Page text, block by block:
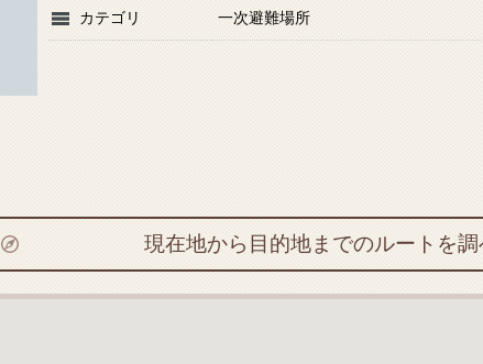
カテゴリ 一次避難場所
現在地から目的地までのルートを調